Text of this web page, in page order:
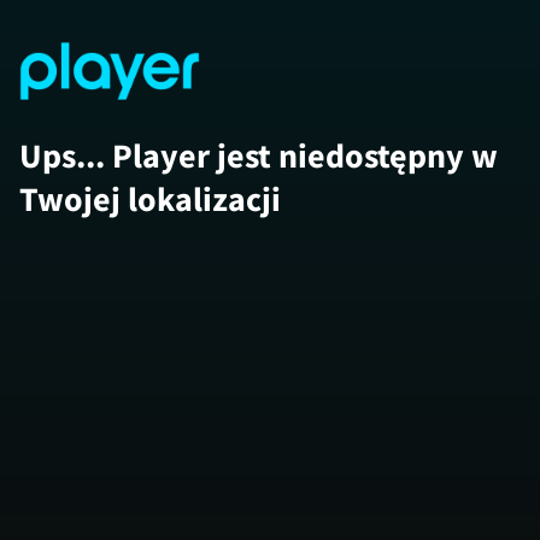
Ups... Player jest niedostępny w
Twojej lokalizacji